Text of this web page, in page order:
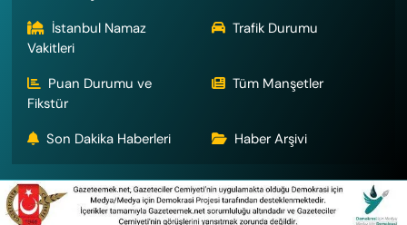
İstanbul Namaz
Vakitleri
Trafik Durumu
Puan Durumu ve
Fikstür
Tüm Manşetler
Son Dakika Haberleri Haber Arşivi